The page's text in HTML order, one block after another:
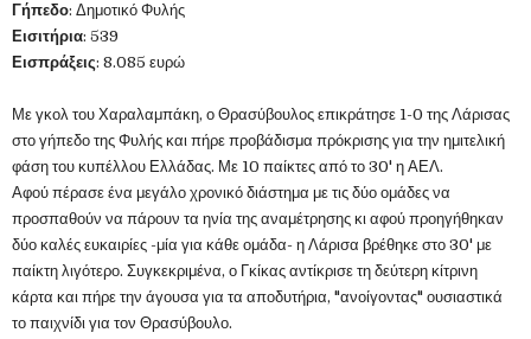
Γήπεδο: Δημοτικό Φυλής
Εισιτήρια: 539
Εισπράξεις: 8.085 ευρώ
Με γκολ του Χαραλαμπάκη, ο Θρασύβουλος επικράτησε 1-0 της Λάρισας
στο γήπεδο της Φυλής και πήρε προβάδισμα πρόκρισης για την ημιτελική
φάση του κυπέλλου Ελλάδας. Με 10 παίκτες από το 30' η ΑΕΛ.
Αφού πέρασε ένα μεγάλο χρονικό διάστημα με τις δύο ομάδες να
προσπαθούν να πάρουν τα ηνία της αναμέτρησης κι αφού προηγήθηκαν
δύο καλές ευκαιρίες -μία για κάθε ομάδα- η Λάρισα βρέθηκε στο 30' με
παίκτη λιγότερο. Συγκεκριμένα, ο Γκίκας αντίκρισε τη δεύτερη κίτρινη
κάρτα και πήρε την άγουσα για τα αποδυτήρια, "ανοίγοντας" ουσιαστικά
το παιχνίδι για τον Θρασύβουλο.